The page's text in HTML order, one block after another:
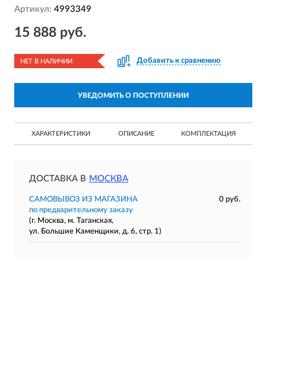
Артикул: 4993349
15 888 руб.
НЕТ В НАЛИЧИИ Добавить к сравнению
УВЕДОМИТЬ О ПОСТУПЛЕНИИ
ХАРАКТЕРИСТИКИ ОПИСАНИЕ КОМПЛЕКТАЦИЯ
ДОСТАВКА В МОСКВА
САМОВЫВОЗ ИЗ МАГАЗИНА
0 руб.
по предварительному заказу
(г. Москва, м. Таганская,
ул. Большие Каменщики, д. 6, стр. 1)